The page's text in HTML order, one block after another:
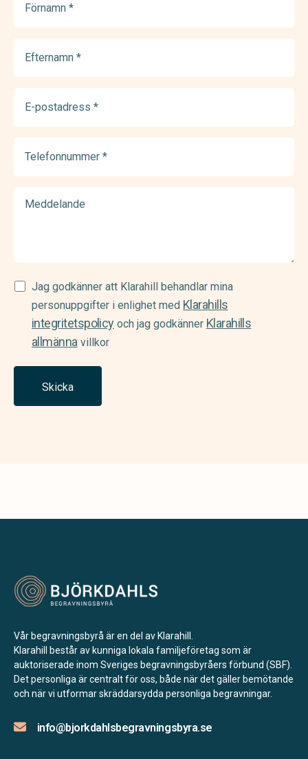
(Required)
(Required)
postadress
(Required)
Samtycke
(Required)
Jag godkänner att Klarahill behandlar mina
personuppgifter i enlighet med Klarahills
integritetspolicyoch jag godkänner Klarahills
allmännavillkor
Skicka
Vår begravningsbyrå är en del av Klarahill.
Klarahill består av kunniga lokala familjeföretag som är
auktoriserade inom Sveriges begravningsbyråers förbund (SBF).
Det personliga är centralt för oss, både när det gäller bemötande
och när vi utformar skräddarsydda personliga begravningar.
info@bjorkdahlsbegravningsbyra.se